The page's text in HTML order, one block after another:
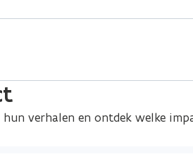
hun verhalen en ontdek welke